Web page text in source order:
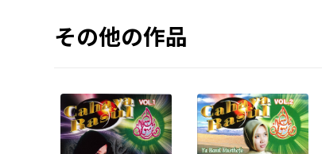
その他の作品